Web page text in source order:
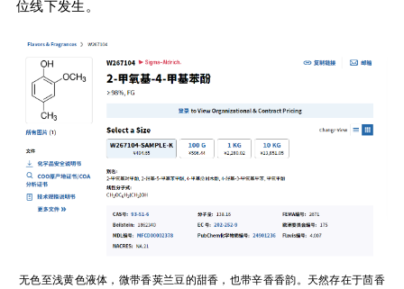
位线下发生。
无色至浅黄色液体，微带香荚兰豆的甜香，也带辛香香韵。天然存在于茴香